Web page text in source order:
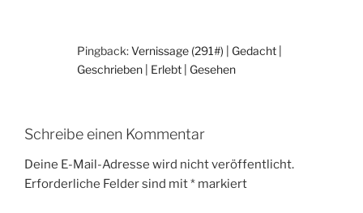
Pingback:Vernissage (291#) | Gedacht |
Geschrieben | Erlebt | Gesehen
Schreibe einen Kommentar
Deine E-Mail-Adresse wird nicht veröffentlicht.
Erforderliche Felder sind mit* markiert